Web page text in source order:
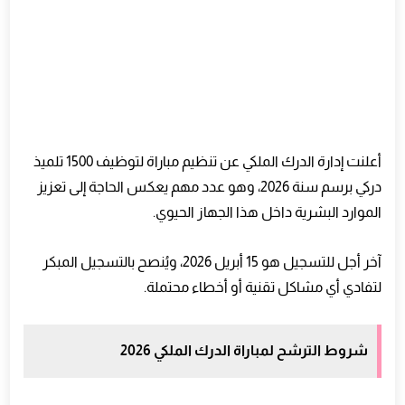
خطوات بسيطة للالتزام اليومي
كيف تتعامل مع رفض الملف في المرة الأولى
أهمية الاستمرارية في التدريب
أهمية الإيجابية في رحلة التحضير
كيف تستعد ليوم طويل من الاختبارات
أعلنت إدارة الدرك الملكي عن تنظيم مباراة لتوظيف 1500 تلميذ
دركي برسم سنة 2026، وهو عدد مهم يعكس الحاجة إلى تعزيز
الموارد البشرية داخل هذا الجهاز الحيوي.
آخر أجل للتسجيل هو 15 أبريل 2026، ويُنصح بالتسجيل المبكر
لتفادي أي مشاكل تقنية أو أخطاء محتملة.
شروط الترشح لمباراة الدرك الملكي 2026